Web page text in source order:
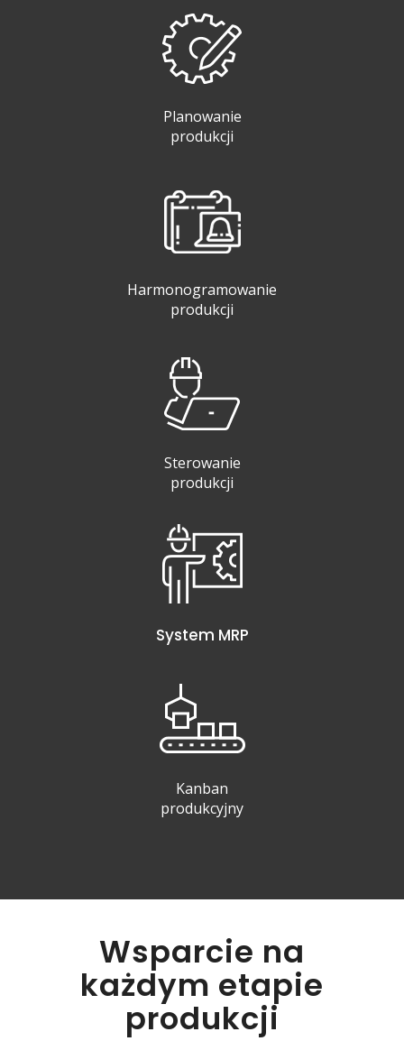
Planowanie
produkcji
Harmonogramowanie
produkcji
Sterowanie
produkcji
System MRP
Kanban
produkcyjny
Wsparcie na
każdym etapie
produkcji